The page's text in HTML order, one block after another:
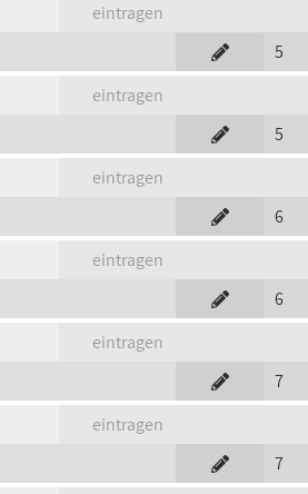
eintragen
5
eintragen
5
eintragen
6
eintragen
6
eintragen
7
eintragen
7